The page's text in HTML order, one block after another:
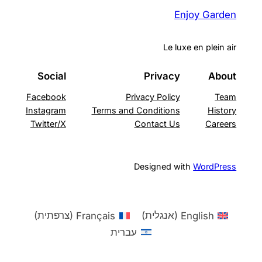
Enjoy Garden
Le luxe en plein air
About
Team
History
Careers
Privacy
Privacy Policy
Terms and Conditions
Contact Us
Social
Facebook
Instagram
Twitter/X
Designed withWordPress
English
(אנגלית)
Français
(צרפתית)
עברית